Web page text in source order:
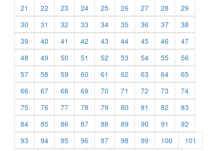
21
22 23 24 25 26 27 28
29
30
31 32 33 34 35 36 37
38
39
40 41 42 43 44 45 46
47
48
49 50 51 52 53 54 55
56
57
58 59 60 61 62 63 64
65
66
67 68 69 70 71 72 73
74
75
76 77 78 79 80 81 82
83
84
85 86 87 88 89 90 91
92
93
94 95 96 97 98 99 100
101